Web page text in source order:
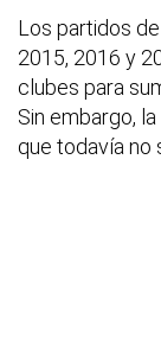
Los partidos
2015, 2016 y
clubes para
Sin embargo,
que todavía no